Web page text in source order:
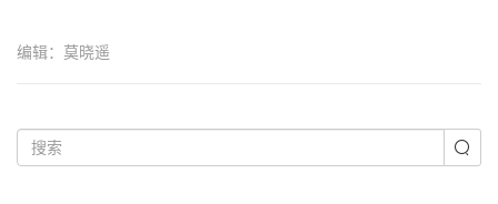
编辑：莫晓遥